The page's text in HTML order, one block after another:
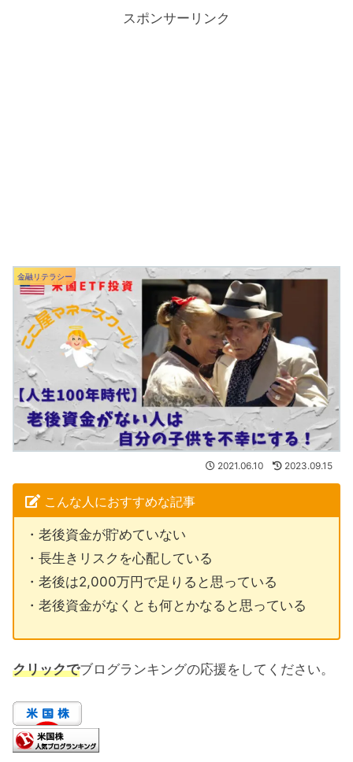
スポンサーリンク
金融リテラシー
2021.06.10 2023.09.15
こんな人におすすめな記事
・老後資金が貯めていない
・長生きリスクを心配している
・老後は2,000万円で足りると思っている
・老後資金がなくとも何とかなると思っている
クリックでブログランキングの応援をしてください。